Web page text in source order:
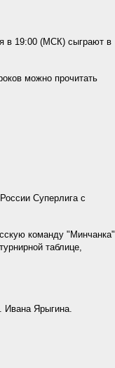
в 19:00 (МСК) сыграют в
можно прочитать
Суперлига с
команду "Минчанка"
таблице,
Ярыгина.